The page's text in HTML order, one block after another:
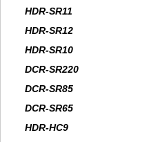
HDR-SR11
HDR-SR12
HDR-SR10
DCR-SR220
DCR-SR85
DCR-SR65
HDR-HC9